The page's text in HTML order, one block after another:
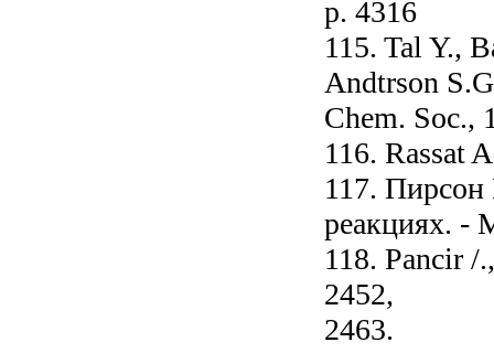
p. 4316
115. Tal Y.,
Andtrson
Chem. Soc.,
116. Rassat
117. Пирсон
реакциях. -
118. Pancir /
2452,
2463.